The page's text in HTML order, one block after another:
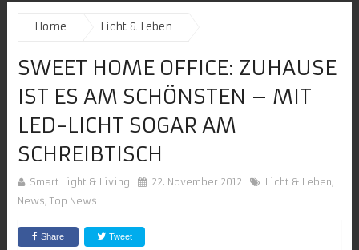
Home Licht & Leben
SWEET HOME OFFICE: ZUHAUSE
IST ES AM SCHÖNSTEN – MIT
LED-LICHT SOGAR AM
SCHREIBTISCH
Smart Light & Living 22. November 2012 Licht & Leben,
News,Top News
Share Tweet